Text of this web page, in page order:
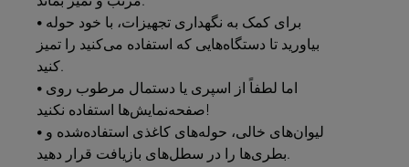
• برای کمک به نگهداری تجهیزات، با خود حوله
بیاورید تا دستگاه‌هایی که استفاده می‌کنید را تمیز
• اما لطفاً از اسپری یا دستمال مرطوب روی
صفحه‌نمایش‌ها استفاده نکنید!
• لیوان‌های خالی، حوله‌های کاغذی استفاده‌شده و